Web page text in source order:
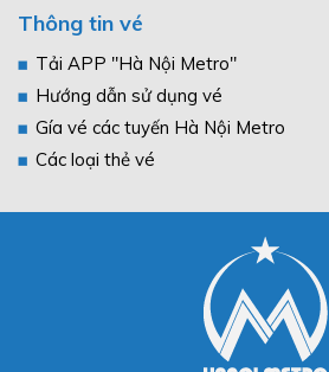
Thông tin vé
Tải APP "Hà Nội Metro"
Hướng dẫn sử dụng vé
Gía vé các tuyến Hà Nội Metro
Các loại thẻ vé